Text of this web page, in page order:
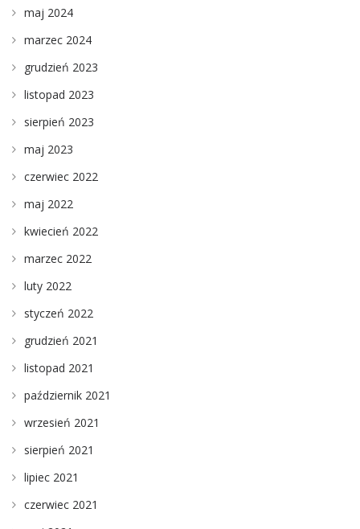
maj 2024
marzec 2024
grudzień 2023
listopad 2023
sierpień 2023
maj 2023
czerwiec 2022
maj 2022
kwiecień 2022
marzec 2022
luty 2022
styczeń 2022
grudzień 2021
listopad 2021
październik 2021
wrzesień 2021
sierpień 2021
lipiec 2021
czerwiec 2021